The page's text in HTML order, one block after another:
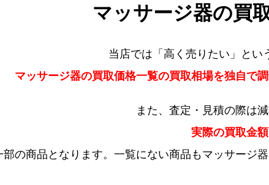
ッ
マッサージ器の買
当店では「高く売りたい」とい
マッサージ器の買取価格一覧の買取相場を独自で
また、査定・見積の際は
実際の買取金
の商品となります。一覧にない商品もマッサージ